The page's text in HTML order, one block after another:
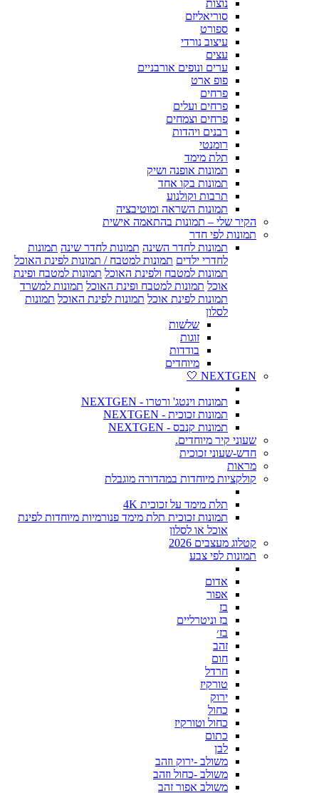
נוצות
סוריאליזם
ספורט
עיצוב נורדי
עצים
ערים ונופים אורבניים
פופ ארט
פרחים
פרחים ועלים
פרחים וצמחים
רבנים ויהדות
רומנטי
תלת מימד
תמונות אופנה ושיק
תמונות בקו אחד
תרבות וקולנוע
תמונות השראה ומוטיבציה
הקיר שלי – תמונות בהתאמה אישית
תמונות לפי חדר
תמונות לחדר השינה תמונות לחדר שינה תמונות
לחדרי ילדים תמונות למטבח / תמונות לפינת האוכל
תמונות למטבח ולפינת האוכל תמונות למטבח ופינת
אוכל תמונות למטבח ופינת האוכל תמונות למשרד
תמונות לפינת אוכל תמונות לפינת האוכל תמונות
לסלון
שלשות
זוגות
בודדות
מיוחדים
NEXTGEN 🤍
תמונות וינטג' ורטרו - NEXTGEN
תמונות זכוכית - NEXTGEN
תמונות קנבס - NEXTGEN
שעוני קיר מיוחדים.
חדש-שעוני זכוכית
מראות
קולקציות מיוחדות במהדורה מוגבלת
תלת מימד על זכוכית 4K
תמונות זכוכית תלת מימד פנורמיות מיוחדות לפינת
אוכל או לסלון
קטלוג מעצבים 2026
תמונות לפי צבע
אדום
אפור
בז
בז וניטרליים
בז׳
זהב
חום
חרדל
טורקיז
ירוק
כחול
כחול וטורקיז
כתום
לבן
משולב -ירוק וזהב
משולב -כחול וזהב
משולב אפור זהב